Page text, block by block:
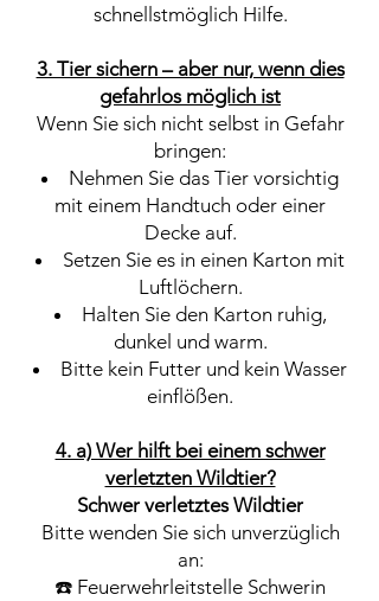
schnellstmöglich Hilfe.
3. Tier sichern – aber nur, wenn dies
gefahrlos möglich ist
Wenn Sie sich nicht selbst in Gefahr
bringen:
Nehmen Sie das Tier vorsichtig
mit einem Handtuch oder einer
Decke auf.
Setzen Sie es in einen Karton mit
Luftlöchern.
Halten Sie den Karton ruhig,
dunkel und warm.
Bitte kein Futter und kein Wasser
einflößen.
4. a) Wer hilft bei einem schwer
verletzten Wildtier?
Schwer verletztes Wildtier
Bitte wenden Sie sich unverzüglich
an:
☎️ Feuerwehrleitstelle Schwerin